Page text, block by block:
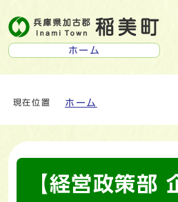
ホーム
現在位置 ホーム
【経営政策部